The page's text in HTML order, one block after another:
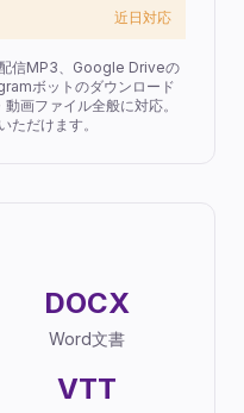
近日対応
信MP3、Google Driveの
ボットのダウンロード
画ファイル全般に対応。
ただけます。
DOCX
Word文書
VTT